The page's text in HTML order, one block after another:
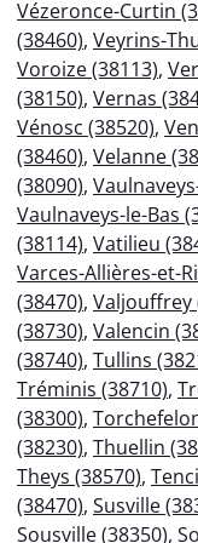
Vézeronce-Curtin
(38460), Veyrins-
Voroize (38113),
(38150), Vernas
Vénosc (38520),
(38460), Velanne
(38090),
Vaulnaveys-le-Bas
(38114), Vatilieu
Varces-Allières-et-
(38470), Valjouffrey
(38730), Valencin
(38740), Tullins
Tréminis (38710),
(38300),
(38230), Thuellin
Theys (38570),
(38470), Susville
Sousville (38350),